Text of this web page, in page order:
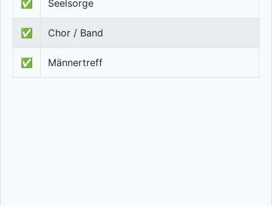
✅ Seelsorge
✅ Chor / Band
✅ Männertreff